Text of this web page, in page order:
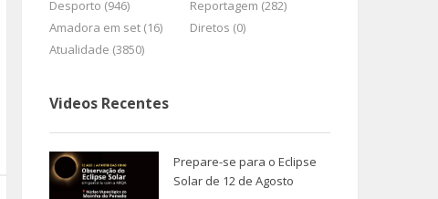
Desporto (946)
Reportagem (282)
Amadora em set (16)
Diretos (0)
Atualidade (3850)
Videos Recentes
Prepare-se para o Eclipse
Solar de 12 de Agosto